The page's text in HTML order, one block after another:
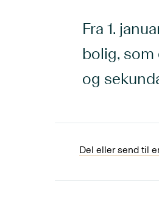
Fra 1.
bolig,
og
Del eller send til